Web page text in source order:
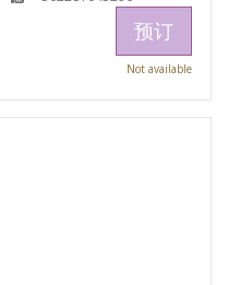
预订
Not available